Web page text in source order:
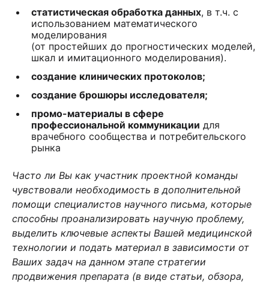
статистическая обработка данных, в т.ч. с
использованием математического
моделирования
(от простейших до прогностических моделей,
шкал и имитационного моделирования).
создание клинических протоколов;
создание брошюры исследователя;
промо-материалы в сфере
профессиональной коммуникации для
врачебного сообщества и потребительского
рынка
Часто ли Вы как участник проектной команды
чувствовали необходимость в дополнительной
помощи специалистов научного письма, которые
способны проанализировать научную проблему,
выделить ключевые аспекты Вашей медицинской
технологии и подать материал в зависимости от
Ваших задач на данном этапе стратегии
продвижения препарата (в виде статьи, обзора,